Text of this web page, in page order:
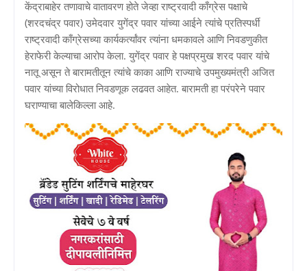
केंद्राबाहेर तणावाचे वातावरण होते जेव्हा राष्ट्रवादी काँग्रेस पक्षाचे
(शरदचंद्र पवार) उमेदवार युगेंद्र पवार यांच्या आईने त्यांचे प्रतिस्पर्धी
राष्ट्रवादी काँग्रेसच्या कार्यकर्त्यांवर त्यांना धमकावले आणि निवडणुकीत
हेराफेरी केल्याचा आरोप केला. युगेंद्र पवार हे पक्षप्रमुख शरद पवार यांचे
नातू असून ते बारामतीतून त्यांचे काका आणि राज्याचे उपमुख्यमंत्री अजित
पवार यांच्या विरोधात निवडणूक लढवत आहेत. बारामती हा परंपरेने पवार
घराण्याचा बालेकिल्ला आहे.